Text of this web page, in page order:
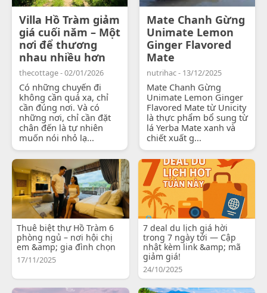
Villa Hồ Tràm giảm
giá cuối năm – Một
nơi để thương
nhau nhiều hơn
thecottage - 02/01/2026
Có những chuyến đi
không cần quá xa, chỉ
cần đúng nơi. Và có
những nơi, chỉ cần đặt
chân đến là tự nhiên
muốn nói nhỏ lạ...
Mate Chanh Gừng
Unimate Lemon
Ginger Flavored
Mate
nutrihac - 13/12/2025
Mate Chanh Gừng
Unimate Lemon Ginger
Flavored Mate từ Unicity
là thực phẩm bổ sung từ
lá Yerba Mate xanh và
chiết xuất g...
Thuê biệt thự Hồ Tràm 6
phòng ngủ – nơi hội chị
em &amp; gia đình chọn
17/11/2025
7 deal du lịch giá hời
trong 7 ngày tới — Cập
nhật kèm link &amp; mã
giảm giá!
24/10/2025